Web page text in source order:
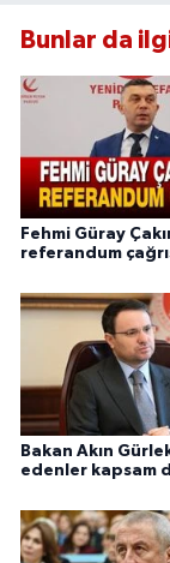
Bunlar da
Fehmi Güray
referandum
Bakan Akın
edenler kapsam